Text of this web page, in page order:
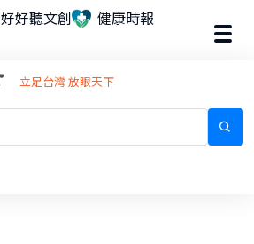
好好聽文創 健康時報
立足台灣 放眼天下